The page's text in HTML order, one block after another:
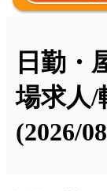
日勤・
場求人/
(2026/